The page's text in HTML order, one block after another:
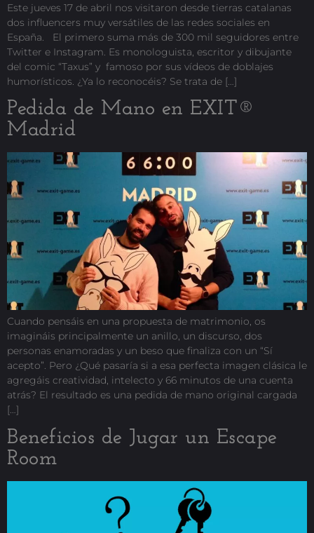
Este jueves 17 de abril nos visitaron desde tierras catalanas
dos influencers muy versátiles de las redes sociales en
España. El primero suma más de 300 mil seguidores entre
Twitter e Instagram. Es monologuista, escritor y dibujante
del comic “Taxus” y famoso por sus vídeos de doblajes
humorísticos. ¿Ya lo reconocéis? Se trata de […]
Pedida de Mano en EXIT®
Madrid
Cuando pensáis en una propuesta de matrimonio, os
imagináis principalmente un anillo, un discurso, dos
personas enamoradas y un beso que finaliza con un “Sí
acepto”. Pero ¿Qué pasaría si a esa perfecta imagen clásica le
agregáis creatividad, intelecto y 66 minutos de una cuenta
atrás? El resultado es una pedida de mano original cargada
[…]
Beneficios de Jugar un Escape
Room